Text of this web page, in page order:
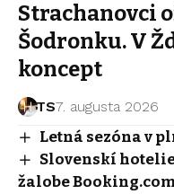
Strachanovci
Šodronku. V
koncept
TS7. augusta 2026
Letná sezóna v
Slovenskí
žalobe Booking.com